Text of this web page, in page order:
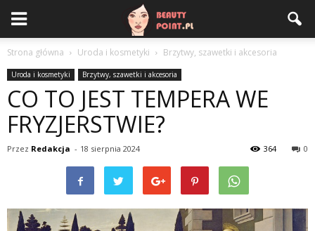
Strona główna Uroda i kosmetyki Brzytwy, szawetki i akcesoria
Uroda i kosmetyki Brzytwy, szawetki i akcesoria
CO TO JEST TEMPERA WE
FRYZJERSTWIE?
Przez Redakcja - 18 sierpnia 2024 0
364